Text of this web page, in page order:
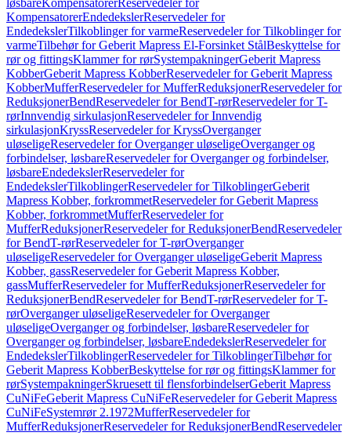
løsbareKompensatorerReservedeler for
KompensatorerEndedekslerReservedeler for
EndedekslerTilkoblinger for varmeReservedeler for Tilkoblinger for
varmeTilbehør for Geberit Mapress El-Forsinket StålBeskyttelse for
rør og fittingsKlammer for rørSystempakningerGeberit Mapress
KobberGeberit Mapress KobberReservedeler for Geberit Mapress
KobberMufferReservedeler for MufferReduksjonerReservedeler for
ReduksjonerBendReservedeler for BendT-rørReservedeler for T-
rørInnvendig sirkulasjonReservedeler for Innvendig
sirkulasjonKryssReservedeler for KryssOverganger
uløseligeReservedeler for Overganger uløseligeOverganger og
forbindelser, løsbareReservedeler for Overganger og forbindelser,
løsbareEndedekslerReservedeler for
EndedekslerTilkoblingerReservedeler for TilkoblingerGeberit
Mapress Kobber, forkrommetReservedeler for Geberit Mapress
Kobber, forkrommetMufferReservedeler for
MufferReduksjonerReservedeler for ReduksjonerBendReservedeler
for BendT-rørReservedeler for T-rørOverganger
uløseligeReservedeler for Overganger uløseligeGeberit Mapress
Kobber, gassReservedeler for Geberit Mapress Kobber,
gassMufferReservedeler for MufferReduksjonerReservedeler for
ReduksjonerBendReservedeler for BendT-rørReservedeler for T-
rørOverganger uløseligeReservedeler for Overganger
uløseligeOverganger og forbindelser, løsbareReservedeler for
Overganger og forbindelser, løsbareEndedekslerReservedeler for
EndedekslerTilkoblingerReservedeler for TilkoblingerTilbehør for
Geberit Mapress KobberBeskyttelse for rør og fittingsKlammer for
rørSystempakningerSkruesett til flensforbindelserGeberit Mapress
CuNiFeGeberit Mapress CuNiFeReservedeler for Geberit Mapress
CuNiFeSystemrør 2.1972MufferReservedeler for
MufferReduksjonerReservedeler for ReduksjonerBendReservedeler